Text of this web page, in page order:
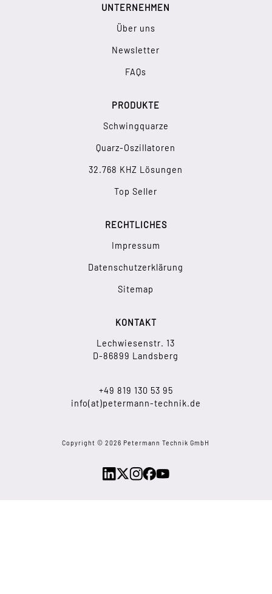
UNTERNEHMEN
Über uns
Newsletter
FAQs
PRODUKTE
Schwingquarze
Quarz-Oszillatoren
32.768 KHZ Lösungen
Top Seller
RECHTLICHES
Impressum
Datenschutzerklärung
Sitemap
KONTAKT
Lechwiesenstr. 13
D-86899 Landsberg
+49 819 130 53 95
info(at)petermann-technik.de
Copyright © 2026 Petermann Technik GmbH